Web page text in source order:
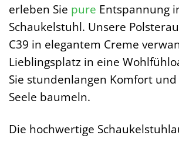
erleben Sie pure Entspannung
Schaukelstuhl. Unsere
C39 in elegantem Creme
Lieblingsplatz in eine
Sie stundenlangen Komfort und
Seele baumeln.
Die hochwertige